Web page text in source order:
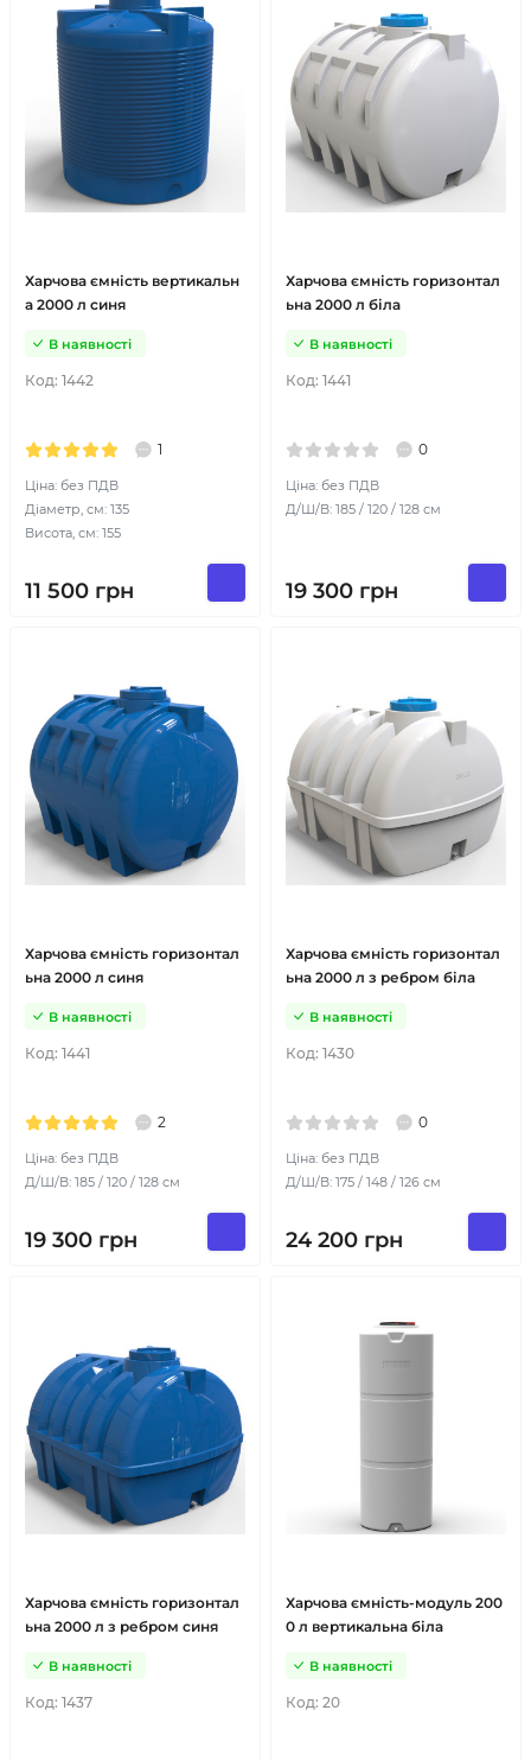
Харчова ємність вертикальн
а 2000 л синя
Код: 1442
В наявності
1
Ціна: без ПДВ
Діаметр, см: 135
Висота, см: 155
11 500 грн
Харчова ємність горизонтал
ьна 2000 л біла
Код: 1441
В наявності
0
Ціна: без ПДВ
Д/Ш/В: 185 / 120 / 128 см
19 300 грн
Харчова ємність горизонтал
ьна 2000 л синя
Код: 1441
В наявності
2
Ціна: без ПДВ
Д/Ш/В: 185 / 120 / 128 см
19 300 грн
Харчова ємність горизонтал
ьна 2000 л з ребром біла
Код: 1430
В наявності
0
Ціна: без ПДВ
Д/Ш/В: 175 / 148 / 126 см
24 200 грн
Харчова ємність горизонтал
ьна 2000 л з ребром синя
Код: 1437
В наявності
Харчова ємність-модуль 200
0 л вертикальна біла
Код: 20
В наявності